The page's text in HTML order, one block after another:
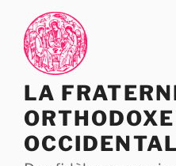
contenu
principal
LA